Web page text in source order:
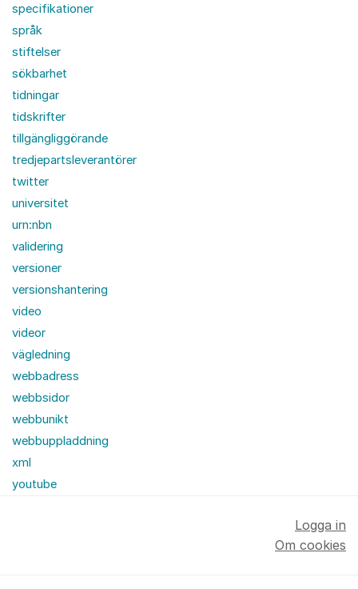
specifikationer
språk
stiftelser
sökbarhet
tidningar
tidskrifter
tillgängliggörande
tredjepartsleverantörer
twitter
universitet
urn:nbn
validering
versioner
versionshantering
video
videor
vägledning
webbadress
webbsidor
webbunikt
webbuppladdning
xml
youtube
Logga in
Om cookies